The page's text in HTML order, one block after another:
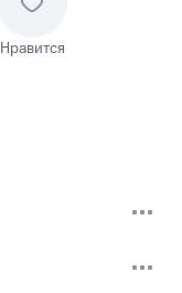
Нравится